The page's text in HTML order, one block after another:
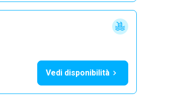
Vedi disponibilità